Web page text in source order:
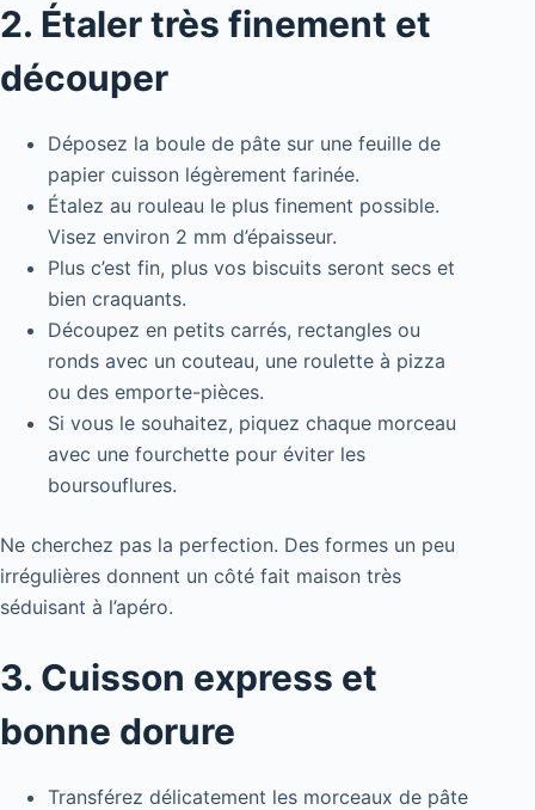
2. Étaler très finement et
découper
Déposez la boule de pâte sur une feuille de
papier cuisson légèrement farinée.
Étalez au rouleau le plus finement possible.
Visez environ 2 mm d’épaisseur.
Plus c’est fin, plus vos biscuits seront secs et
bien craquants.
Découpez en petits carrés, rectangles ou
ronds avec un couteau, une roulette à pizza
ou des emporte-pièces.
Si vous le souhaitez, piquez chaque morceau
avec une fourchette pour éviter les
boursouflures.
Ne cherchez pas la perfection. Des formes un peu
irrégulières donnent un côté fait maison très
séduisant à l’apéro.
3. Cuisson express et
bonne dorure
Transférez délicatement les morceaux de pâte